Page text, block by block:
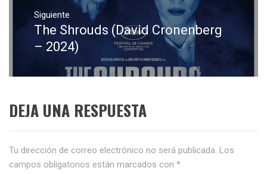
Siguiente
Entrada
siguiente:
The Shrouds (David Cronenberg
– 2024)
DEJA UNA RESPUESTA
Tu dirección de correo electrónico no será publicada. Los
campos obligatorios están marcados con *